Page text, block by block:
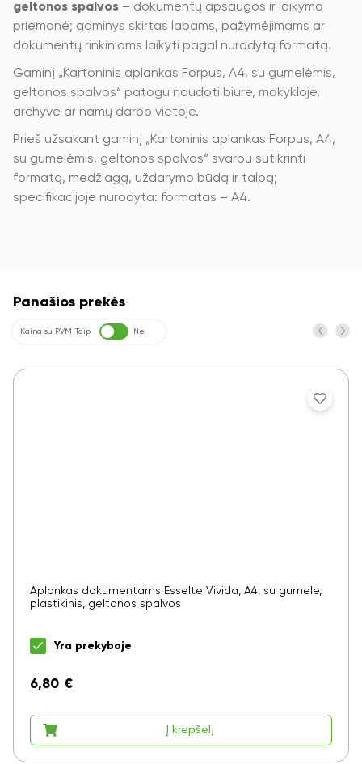
geltonos spalvos – dokumentų apsaugos ir laikymo
priemonė; gaminys skirtas lapams, pažymėjimams ar
dokumentų rinkiniams laikyti pagal nurodytą formatą.
Gaminį „Kartoninis aplankas Forpus, A4, su gumelėmis,
geltonos spalvos“ patogu naudoti biure, mokykloje,
archyve ar namų darbo vietoje.
Prieš užsakant gaminį „Kartoninis aplankas Forpus, A4,
su gumelėmis, geltonos spalvos“ svarbu sutikrinti
formatą, medžiagą, uždarymo būdą ir talpą;
specifikacijoje nurodyta: formatas – A4.
Panašios prekės
Kaina su PVM Taip Ne
Aplankas dokumentams Esselte Vivida, A4, su gumele,
plastikinis, geltonos spalvos
Yra prekyboje
6,80 €
Į krepšelį